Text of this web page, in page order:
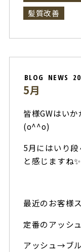
髪質改善
BLOG NEWS
5月
皆様GWはい
(o^^o)
5月にはいり
と感じますね✨
最近のお客様
定番のアッシ
アッシュ→ブ